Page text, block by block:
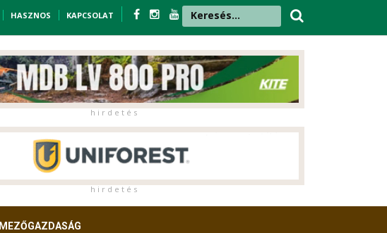
HASZNOS KAPCSOLAT
h i r d e t é s
h i r d e t é s
MEZŐGAZDASÁG